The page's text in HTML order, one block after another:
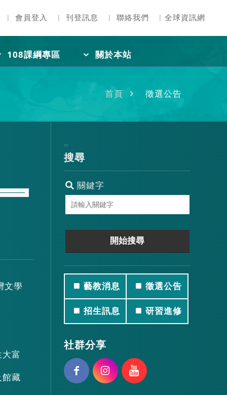
會員登入 刊登訊息 聯絡我們 全球資訊網
108課綱專區 關於本站
首頁 徵選公告
文學
富
館藏
:::
搜尋
關鍵字
藝教消息 徵選公告
招生訊息 研習進修
社群分享